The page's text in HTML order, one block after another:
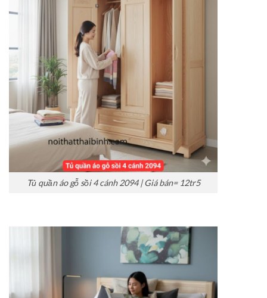
Tủ quần áo gỗ sồi 4 cánh 2094 | Giá bán= 12tr5